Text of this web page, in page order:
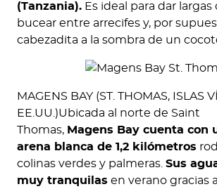
(Tanzania). Es ideal para dar largas
bucear entre arrecifes y, por
cabezadita a la sombra de un
MAGENS BAY (ST. THOMAS, ISLAS
EE.UU.)Ubicada al norte de Saint
Thomas, Magens Bay cuenta con
arena blanca de 1,2 kilómetros
colinas verdes y palmeras. Sus
muy tranquilas en verano gracias